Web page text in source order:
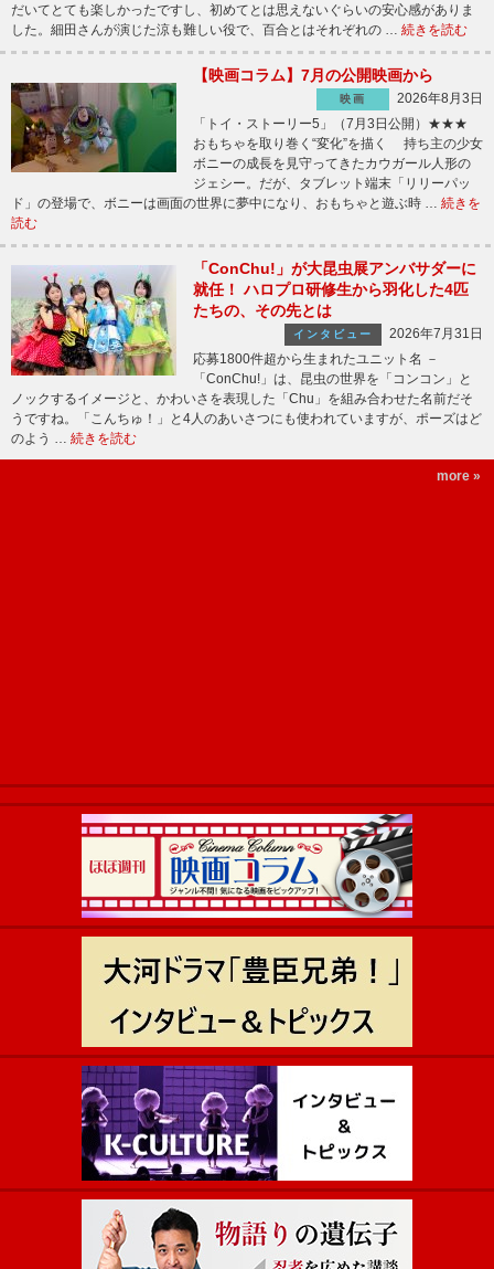
だいてとても楽しかったですし、初めてとは思えないぐらいの安心感がありま
した。細田さんが演じた涼も難しい役で、百合とはそれぞれの … 続きを読む
【映画コラム】7月の公開映画から
映画
2026年8月3日
「トイ・ストーリー5」（7月3日公開）★★★
おもちゃを取り巻く“変化”を描く 持ち主の少女
ボニーの成長を見守ってきたカウガール人形の
ジェシー。だが、タブレット端末「リリーパッ
ド」の登場で、ボニーは画面の世界に夢中になり、おもちゃと遊ぶ時 … 続きを
読む
「ConChu!」が大昆虫展アンバサダーに
就任！ ハロプロ研修生から羽化した4匹
たちの、その先とは
インタビュー
2026年7月31日
応募1800件超から生まれたユニット名 －
「ConChu!」は、昆虫の世界を「コンコン」と
ノックするイメージと、かわいさを表現した「Chu」を組み合わせた名前だそ
うですね。「こんちゅ！」と4人のあいさつにも使われていますが、ポーズはど
のよう … 続きを読む
more »